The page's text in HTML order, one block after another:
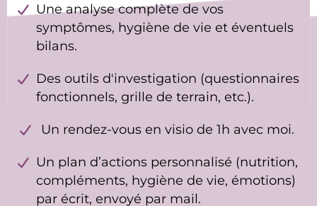
Une analyse complète de vos
symptômes, hygiène de vie et éventuels
bilans.
Des outils d'investigation (questionnaires
fonctionnels, grille de terrain, etc.).
Un rendez-vous en visio de 1h avec moi.
Un plan d’actions personnalisé (nutrition,
compléments, hygiène de vie, émotions)
par écrit, envoyé par mail.